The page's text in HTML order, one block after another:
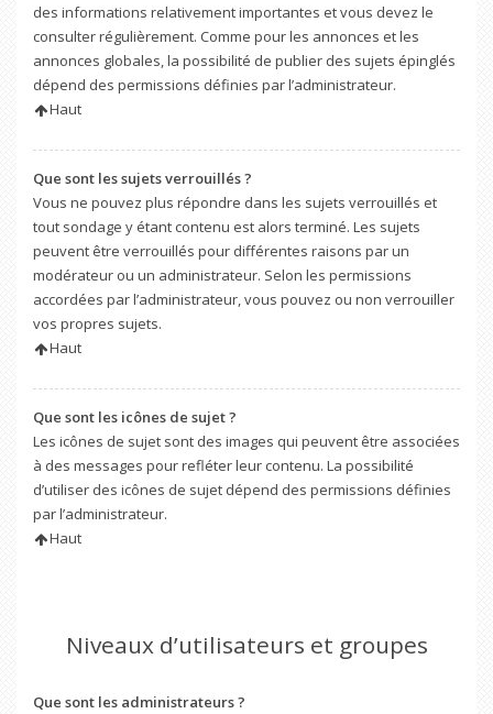
des informations relativement importantes et vous devez le
consulter régulièrement. Comme pour les annonces et les
annonces globales, la possibilité de publier des sujets épinglés
dépend des permissions définies par l’administrateur.
Haut
Que sont les sujets verrouillés ?
Vous ne pouvez plus répondre dans les sujets verrouillés et
tout sondage y étant contenu est alors terminé. Les sujets
peuvent être verrouillés pour différentes raisons par un
modérateur ou un administrateur. Selon les permissions
accordées par l’administrateur, vous pouvez ou non verrouiller
vos propres sujets.
Haut
Que sont les icônes de sujet ?
Les icônes de sujet sont des images qui peuvent être associées
à des messages pour refléter leur contenu. La possibilité
d’utiliser des icônes de sujet dépend des permissions définies
par l’administrateur.
Haut
Niveaux d’utilisateurs et groupes
Que sont les administrateurs ?